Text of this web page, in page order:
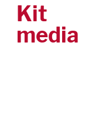
Kit
media